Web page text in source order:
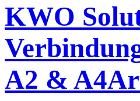
KWO
A2 &